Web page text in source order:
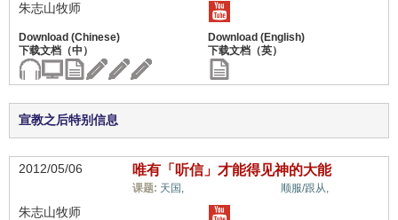
朱志山牧师
宣教之后特别信息
2012/05/06 唯有「听信」才能得见神的大能
课题: 天国, 顺服/跟从,
朱志山牧师